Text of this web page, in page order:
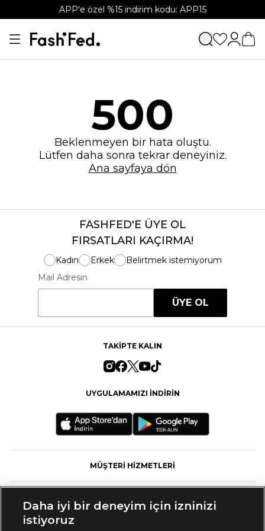
APP'e özel %15 indirim kodu: APP15
500
Beklenmeyen bir hata oluştu.
Lütfen daha sonra tekrar deneyiniz.
Ana sayfaya dön
FASHFED'E ÜYE OL
FIRSATLARI KAÇIRMA!
Kadın Erkek
Belirtmek istemiyorum
Mail Adresin
ÜYE OL
TAKİPTE KALIN
UYGULAMAMIZI İNDİRİN
MÜŞTERİ HİZMETLERİ
Daha iyi bir deneyim için izninizi
istiyoruz